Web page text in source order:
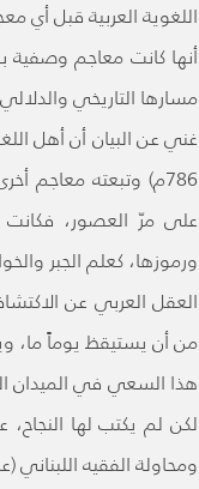
اللغوية العربية قبل أي
أنها كانت معاجم وصفية
مسارها التاريخي
786م) وتبعته
على مرّ العصور، فكانت
ورموزها، كعلم الجبر
العقل العربي عن
من أن يستيقظ يوماً ما،
هذا السعي في الميدان
لكن لم يكتب لها
ومحاولة الفقيه